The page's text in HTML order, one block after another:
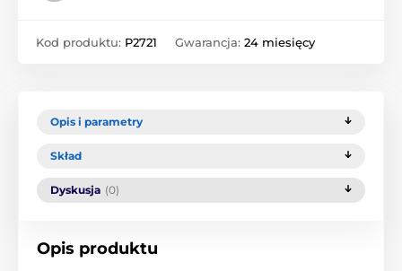
Kod produktu: P2721 Gwarancja: 24 miesięcy
Opis i parametry
Skład
Dyskusja (0)
Opis produktu